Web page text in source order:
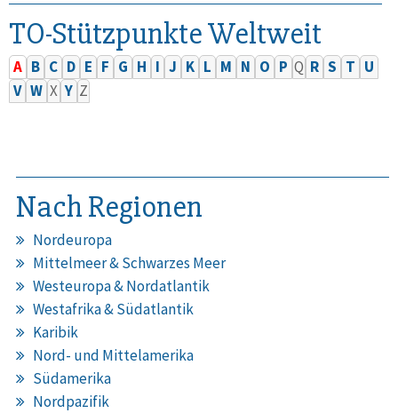
TO-Stützpunkte Weltweit
A B C D E F G H I J K L M N O P Q R S T U
V W X Y Z
Nach Regionen
Nordeuropa
Mittelmeer & Schwarzes Meer
Westeuropa & Nordatlantik
Westafrika & Südatlantik
Karibik
Nord- und Mittelamerika
Südamerika
Nordpazifik